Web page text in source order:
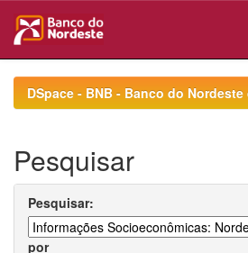
navigationDSpace - BNB - Banco do
Pesquisar
Pesquisar:
por